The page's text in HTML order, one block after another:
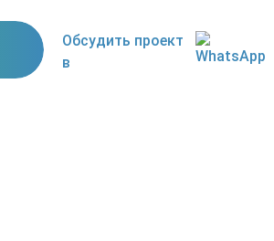
Обсудить проект
в